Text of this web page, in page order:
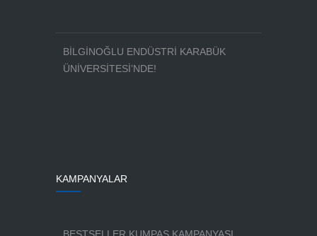
BİLGİNOĞLU ENDÜSTRİ KARABÜK
ÜNİVERSİTESİ’NDE!
KAMPANYALAR